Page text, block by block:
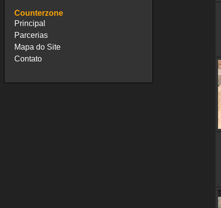
Counterzone
Principal
Parcerias
Mapa do Site
Contato